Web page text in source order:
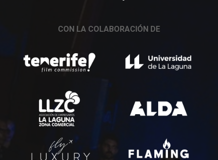
CON LA COLABORACIÓN DE